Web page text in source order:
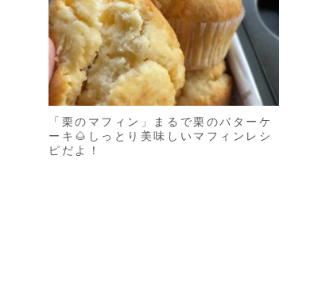
「栗のマフィン」まるで栗のバターケ
ーキ🌰しっとり美味しいマフィンレシ
ピだよ！